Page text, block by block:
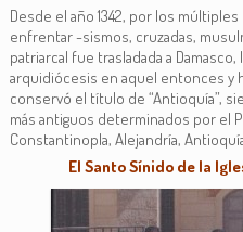
Desde el año 1342, por los
enfrentar -sismos, cruzadas,
patriarcal fue trasladada a
arquidiócesis en aquel entonces y
conservó el título de “Antioquía”,
más antiguos determinados por el
Constantinopla, Alejandría,
El Santo Sínido de la